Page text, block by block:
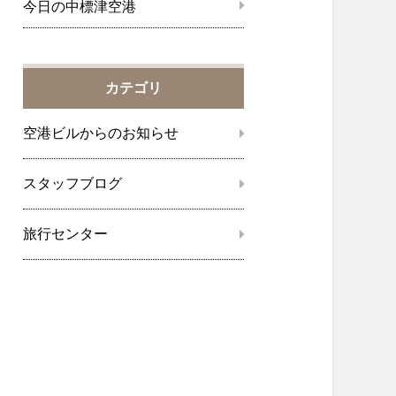
今日の中標津空港
カテゴリ
空港ビルからのお知らせ
スタッフブログ
旅行センター